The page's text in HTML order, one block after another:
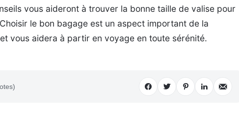
vous aideront à trouver la bonne taille de valise pour
le bon bagage est un aspect important de la
vous aidera à partir en voyage en toute sérénité.